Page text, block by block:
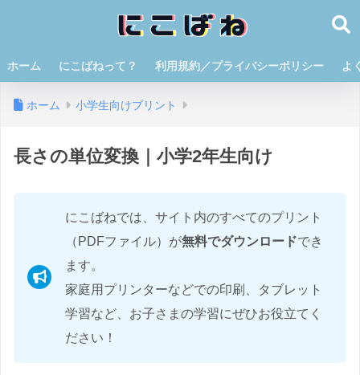
ホーム にこばねって？ 利用規約／プライバシーポリシー よ
ホーム 小学生向けプリント
長さの単位変換｜小学2年生向け
にこばねでは、サイト内のすべてのプリント
（PDFファイル）が無料でダウンロードでき
ます。
家庭用プリンターなどでの印刷、タブレット
学習など、お子さまの学習にぜひお役立てく
ださい！